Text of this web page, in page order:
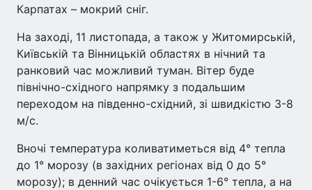
Карпатах – мокрий сніг.
На заході, 11 листопада, а також у Житомирській,
Київській та Вінницькій областях в нічний та
ранковий час можливий туман. Вітер буде
північно-східного напрямку з подальшим
переходом на південно-східний, зі швидкістю 3-8
м/с.
Вночі температура коливатиметься від 4° тепла
до 1° морозу (в західних регіонах від 0 до 5°
морозу); в денний час очікується 1-6° тепла, а на